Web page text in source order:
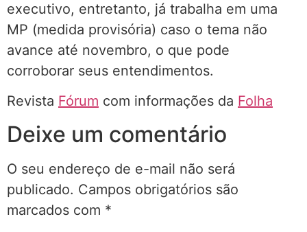
executivo, entretanto, já trabalha em uma
MP (medida provisória) caso o tema não
avance até novembro, o que pode
corroborar seus entendimentos.
Revista Fórum com informações da Folha
Deixe um comentário
O seu endereço de e-mail não será
publicado. Campos obrigatórios são
marcados com *